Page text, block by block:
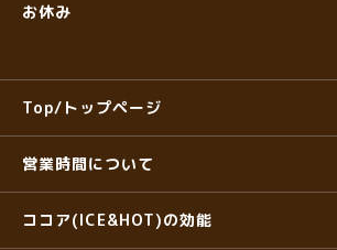
お休み
Top/トップページ
営業時間について
ココア(ICE&HOT)の効能